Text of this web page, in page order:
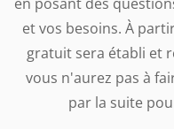
et vos besoins. À
gratuit sera établi et
vous n'aurez pas à
par la suite